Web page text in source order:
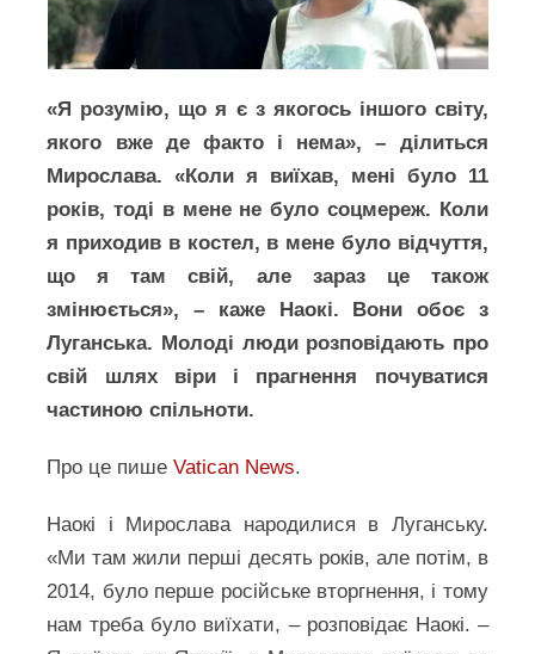
«Я розумію, що я є з якогось іншого світу,
якого вже де факто і нема», – ділиться
Мирослава. «Коли я виїхав, мені було 11
років, тоді в мене не було соцмереж. Коли
я приходив в костел, в мене було відчуття,
що я там свій, але зараз це також
змінюється», – каже Наокі. Вони обоє з
Луганська. Молоді люди розповідають про
свій шлях віри і прагнення почуватися
частиною спільноти.
Про це пишеVatican News.
Наокі і Мирослава народилися в Луганську.
«Ми там жили перші десять років, але потім, в
2014, було перше російське вторгнення, і тому
нам треба було виїхати, – розповідає Наокі. –